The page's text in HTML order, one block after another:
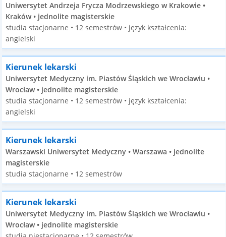
Uniwersytet Andrzeja Frycza Modrzewskiego w Krakowie •
Kraków • jednolite magisterskie
studia stacjonarne • 12 semestrów • język kształcenia:
angielski
Kierunek lekarski
Uniwersytet Medyczny im. Piastów Śląskich we Wrocławiu •
Wrocław • jednolite magisterskie
studia stacjonarne • 12 semestrów • język kształcenia:
angielski
Kierunek lekarski
Warszawski Uniwersytet Medyczny • Warszawa • jednolite
magisterskie
studia stacjonarne • 12 semestrów
Kierunek lekarski
Uniwersytet Medyczny im. Piastów Śląskich we Wrocławiu •
Wrocław • jednolite magisterskie